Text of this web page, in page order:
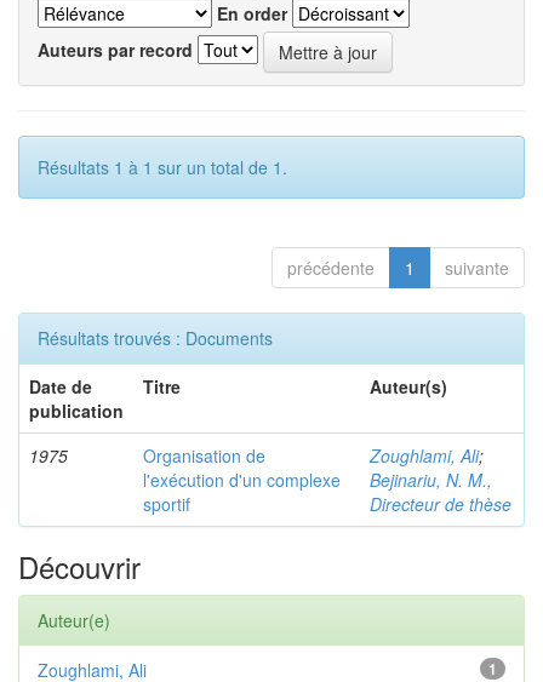
En order
Auteurs par record
Résultats 1 à 1 sur un total de 1.
précédente 1 suivante
Résultats trouvés : Documents
Date de
publication
Titre Auteur(s)
1975
Organisation de
l'exécution d'un complexe
sportif
Zoughlami, Ali;
Bejinariu, N. M.,
Directeur de thèse
Découvrir
Auteur(e)
1
Zoughlami, Ali